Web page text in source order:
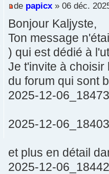
de papicx» 06 déc.
Bonjour Kaljyste,
Ton message
) qui est dédié à
Je t'invite à choisir
du forum qui sont
2025-12-
2025-12-
et plus en détail
2025-12-